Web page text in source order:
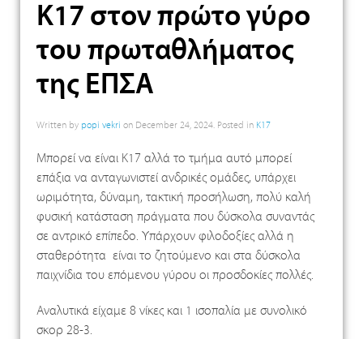
Κ17 στον πρώτο γύρο
του πρωταθλήματος
της ΕΠΣΑ
Written by popi vekri on December 24, 2024. Posted in K17
Μπορεί να είναι Κ17 αλλά το τμήμα αυτό μπορεί
επάξια να ανταγωνιστεί ανδρικές ομάδες, υπάρχει
ωριμότητα, δύναμη, τακτική προσήλωση, πολύ καλή
φυσική κατάσταση πράγματα που δύσκολα συναντάς
σε αντρικό επίπεδο. Υπάρχουν φιλοδοξίες αλλά η
σταθερότητα είναι το ζητούμενο και στα δύσκολα
παιχνίδια του επόμενου γύρου οι προσδοκίες πολλές.
Αναλυτικά είχαμε 8 νίκες και 1 ισοπαλία με συνολικό
σκορ 28-3.